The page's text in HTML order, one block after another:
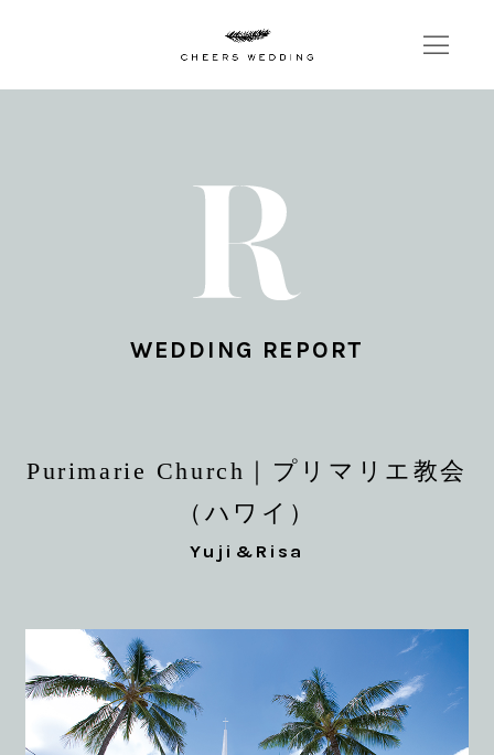
WEDDING REPORT
Purimarie Church｜プリマリエ教会
（ハワイ）
Yuji&Risa